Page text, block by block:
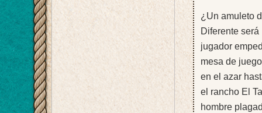
¿Un amuleto
Diferente
jugador
mesa de
en el azar
el rancho El
hombre